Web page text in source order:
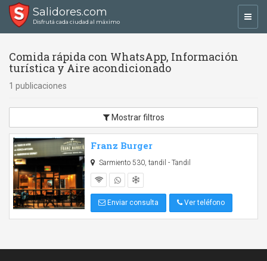
Salidores.com
Disfrutá cada ciudad al máximo
Comida rápida con WhatsApp, Información
turística y Aire acondicionado
1 publicaciones
Mostrar filtros
Franz Burger
Sarmiento 530, tandil - Tandil
Enviar consulta Ver teléfono